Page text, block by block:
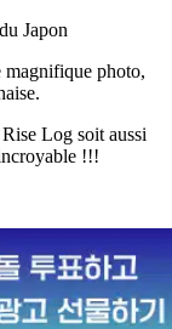
Japon
magnifique photo,
Log soit aussi
!!!